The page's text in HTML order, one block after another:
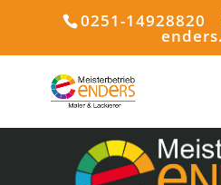
0251-14928820